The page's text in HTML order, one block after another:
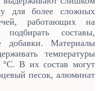
для более сложных
работающих на
составы,
добавки. Материалы
температуры
В их состав могут
песок, алюминат